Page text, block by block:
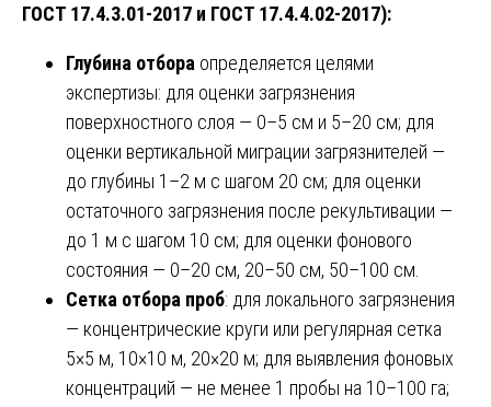
ГОСТ 17.4.3.01-2017 и ГОСТ 17.4.4.02-2017):
Глубина отбора определяется целями
экспертизы: для оценки загрязнения
поверхностного слоя — 0–5 см и 5–20 см; для
оценки вертикальной миграции загрязнителей —
до глубины 1–2 м с шагом 20 см; для оценки
остаточного загрязнения после рекультивации —
до 1 м с шагом 10 см; для оценки фонового
состояния — 0–20 см, 20–50 см, 50–100 см.
Сетка отбора проб: для локального загрязнения
— концентрические круги или регулярная сетка
5×5 м, 10×10 м, 20×20 м; для выявления фоновых
концентраций — не менее 1 пробы на 10–100 га;